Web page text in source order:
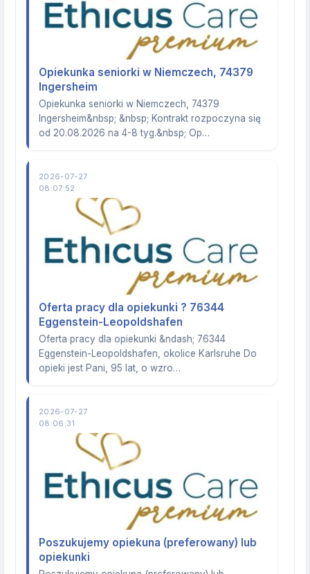
Opiekunka seniorki w Niemczech, 74379
Ingersheim
Opiekunka seniorki w Niemczech, 74379
Ingersheim&nbsp; &nbsp; Kontrakt rozpoczyna się
od 20.08.2026 na 4-8 tyg.&nbsp; Op…
2026-07-27
08:07:52
Oferta pracy dla opiekunki ? 76344
Eggenstein-Leopoldshafen
Oferta pracy dla opiekunki &ndash; 76344
Eggenstein-Leopoldshafen, okolice Karlsruhe Do
opieki jest Pani, 95 lat, o wzro…
2026-07-27
08:06:31
Poszukujemy opiekuna (preferowany) lub
opiekunki